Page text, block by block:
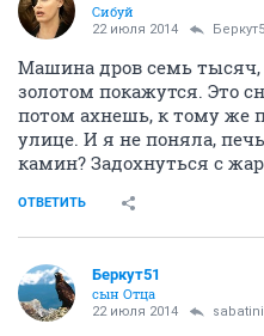
Сибуй
22 июля 2014
Машина дров семь тысяч,
золотом покажутся. Это
потом ахнешь, к тому же
улице. И я не поняла,
камин? Задохнуться с
ОТВЕТИТЬ
Беркут51
сын Отца
22 июля 2014 sabatini